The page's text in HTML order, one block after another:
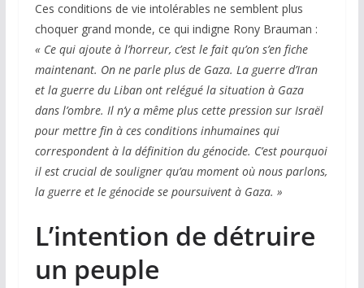
Ces conditions de vie intolérables ne semblent plus
choquer grand monde, ce qui indigne Rony Brauman :
« Ce qui ajoute à l’horreur, c’est le fait qu’on s’en fiche
maintenant. On ne parle plus de Gaza. La guerre d’Iran
et la guerre du Liban ont relégué la situation à Gaza
dans l’ombre. Il n’y a même plus cette pression sur Israël
pour mettre fin à ces conditions inhumaines qui
correspondent à la définition du génocide. C’est pourquoi
il est crucial de souligner qu’au moment où nous parlons,
la guerre et le génocide se poursuivent à Gaza. »
L’intention de détruire
un peuple